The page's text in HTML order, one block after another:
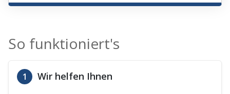
So funktioniert's
1 Wir helfen Ihnen